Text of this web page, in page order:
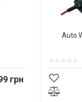
грн
Auto